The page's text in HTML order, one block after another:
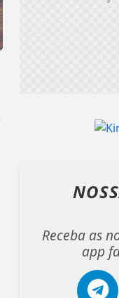
Receba as
app